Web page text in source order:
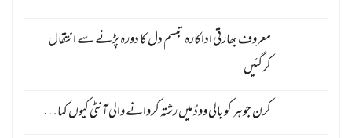
معروف بھارتی اداکارہ تبسم دل کا دورہ پڑنے سے انتقال
کرگئیں
کرن جوہر کو بالی ووڈ میں رشتہ کروانے والی آنٹی کیوں کہا…